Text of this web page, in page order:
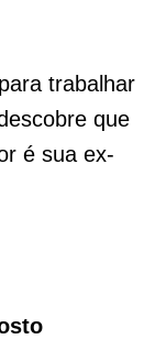
trabalhar
que
é sua ex-